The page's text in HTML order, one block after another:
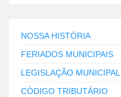
NOSSA HISTÓRIA
FERIADOS MUNICIPAIS
LEGISLAÇÃO MUNICIPAL
CÓDIGO TRIBUTÁRIO